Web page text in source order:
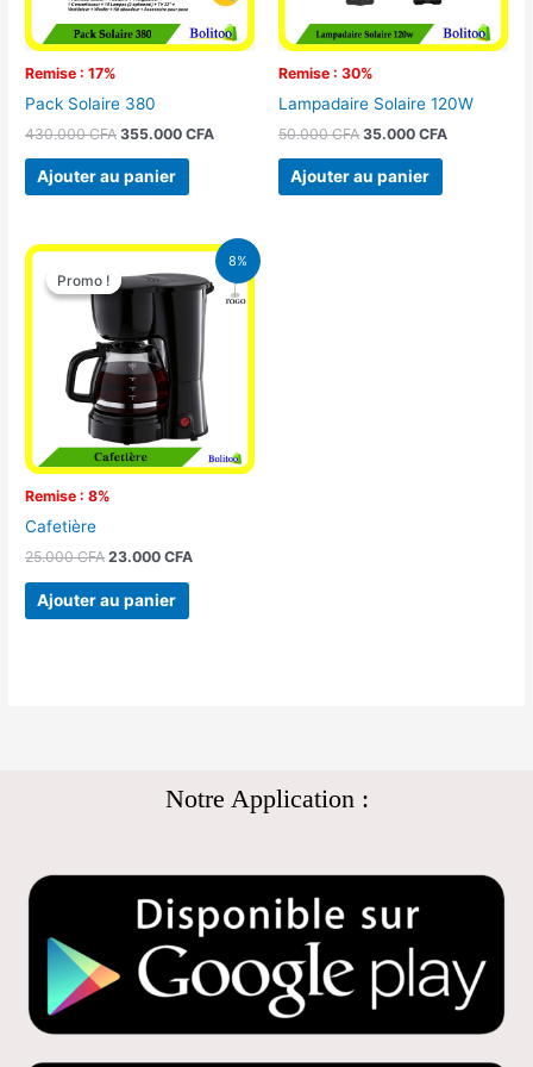
Remise : 17%
Pack Solaire 380
430.000CFA 355.000CFA
Ajouter au panier
Remise : 30%
Lampadaire Solaire 120W
50.000CFA 35.000 CFA
Ajouter au panier
8%
Promo !
Remise : 8%
Promo !
Cafetière
25.000CFA
Le
prix
initial
25.000 CFA.
23.000CFA
Le
prix
actuel
est :
23.000 CFA.
Ajouter au panier
Notre Application :